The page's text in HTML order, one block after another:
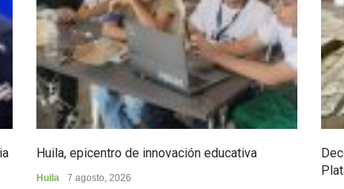
Huila, epicentro de innovación educativa
Huila 7 agosto, 2026